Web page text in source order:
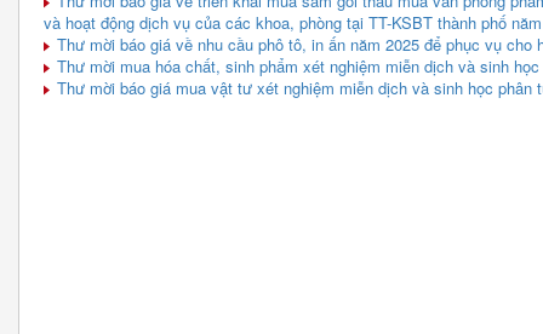
và hoạt động dịch vụ của các khoa, phòng tại TT-KSBT thành phố
Thư mời báo giá về nhu cầu phô tô, in ấn năm 2025 để phục vụ cho
Thư mời mua hóa chất, sinh phẩm xét nghiệm miễn dịch và sinh
Thư mời báo giá mua vật tư xét nghiệm miễn dịch và sinh học phân